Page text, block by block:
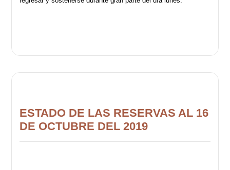
ESTADO DE LAS RESERVAS AL 16
DE OCTUBRE DEL 2019